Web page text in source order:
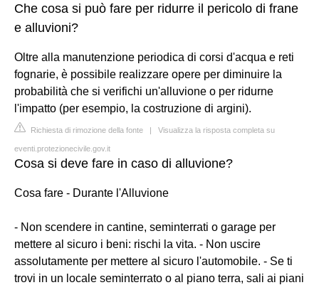
Che cosa si può fare per ridurre il pericolo di frane
e alluvioni?
Oltre alla manutenzione periodica di corsi d'acqua e reti
fognarie, è possibile realizzare opere per diminuire la
probabilità che si verifichi un'alluvione o per ridurne
l'impatto (per esempio, la costruzione di argini).
Richiesta di rimozione della fonte | Visualizza la risposta completa su
eventi.protezionecivile.gov.it
Cosa si deve fare in caso di alluvione?
Cosa fare - Durante l'Alluvione
- Non scendere in cantine, seminterrati o garage per
mettere al sicuro i beni: rischi la vita. - Non uscire
assolutamente per mettere al sicuro l'automobile. - Se ti
trovi in un locale seminterrato o al piano terra, sali ai piani